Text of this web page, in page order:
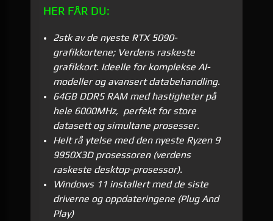
HER FÅR DU:
2stk av de nyeste RTX 5090-
grafikkortene; Verdens raskeste
grafikkort. Ideelle for komplekse AI-
modeller og avansert databehandling.
64GB DDR5 RAM med hastigheter på
hele 6000MHz, perfekt for store
datasett og simultane prosesser.
Helt rå ytelse med den nyeste Ryzen 9
9950X3D prosessoren (verdens
raskeste desktop-prosessor).
Windows 11 installert med de siste
driverne og oppdateringene (Plug And
Play)